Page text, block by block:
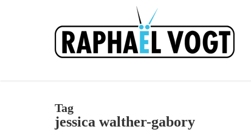
Tag
jessica walther-gabory